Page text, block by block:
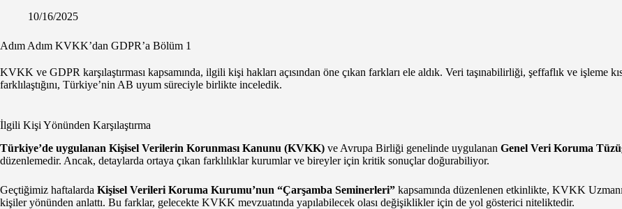
10/16/2025
Adım Adım KVKK’dan GDPR’a Bölüm 1
KVKK ve GDPR karşılaştırması kapsamında, ilgili kişi hakları açısından öne çıkan farkları ele aldık. Veri taşınabilirliği, şeffaflık ve işleme
farklılaştığını, Türkiye’nin AB uyum süreciyle birlikte inceledik.
İlgili Kişi Yönünden Karşılaştırma
Türkiye’de uygulanan Kişisel Verilerin Korunması Kanunu (KVKK) ve Avrupa Birliği genelinde uygulanan Genel Veri Koruma
düzenlemedir. Ancak, detaylarda ortaya çıkan farklılıklar kurumlar ve bireyler için kritik sonuçlar doğurabiliyor.
Geçtiğimiz haftalarda Kişisel Verileri Koruma Kurumu’nun “Çarşamba Seminerleri” kapsamında düzenlenen etkinlikte, KVKK Uzmanı
kişiler yönünden anlattı. Bu farklar, gelecekte KVKK mevzuatında yapılabilecek olası değişiklikler için de yol gösterici niteliktedir.